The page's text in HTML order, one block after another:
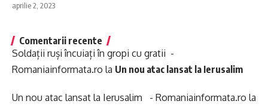
aprilie 2, 2023
Comentarii recente
Soldații ruși încuiați în gropi cu gratii -
Romaniainformata.ro la Un nou atac lansat la Ierusalim
Un nou atac lansat la Ierusalim - Romaniainformata.ro la